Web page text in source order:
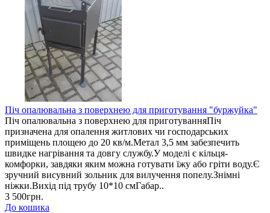
Піч опалювальна з поверхнею для приготування "буржуйка"
Піч опалювальна з поверхнею для приготуванняПіч
призначена для опалення житлових чи господарських
приміщень площею до 20 кв/м.Метал 3,5 мм забезпечить
швидке нагрівання та довгу службу.У моделі є кільця-
комфорки, завдяки яким можна готувати їжу або гріти воду.Є
зручний висувний зольник для вилучення попелу.Знімні
ніжки.Вихід під трубу 10*10 смГабар..
3 500грн.
До кошика